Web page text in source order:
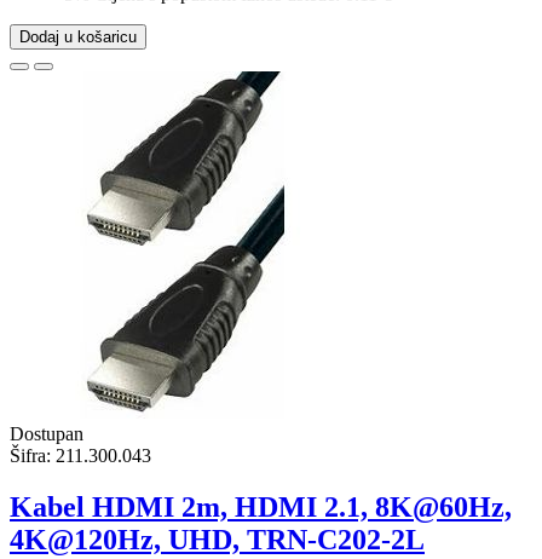
Dodaj u košaricu
Dostupan
Šifra: 211.300.043
Kabel HDMI 2m, HDMI 2.1, 8K@60Hz,
4K@120Hz, UHD, TRN-C202-2L